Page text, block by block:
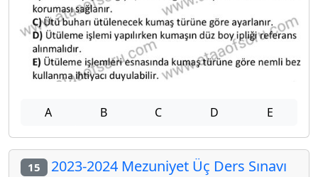
A B C D E
15 2023-2024 Mezuniyet Üç Ders Sınavı